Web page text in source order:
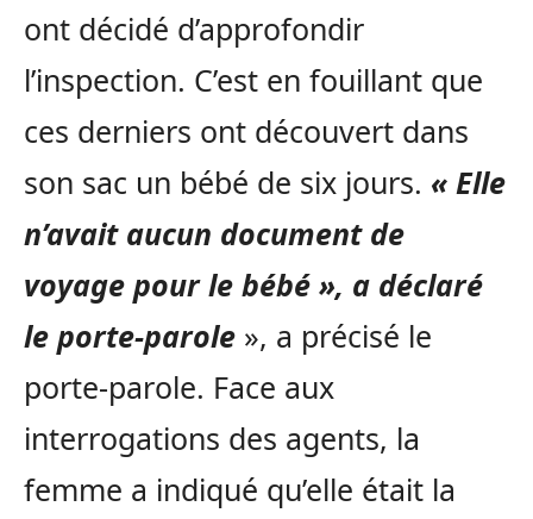
ont décidé d’approfondir
l’inspection. C’est en fouillant que
ces derniers ont découvert dans
son sac un bébé de six jours. « Elle
n’avait aucun document de
voyage pour le bébé », a déclaré
le porte-parole », a précisé le
porte-parole. Face aux
interrogations des agents, la
femme a indiqué qu’elle était la